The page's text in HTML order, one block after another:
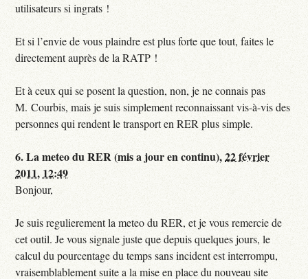
utilisateurs si ingrats !
Et si l’envie de vous plaindre est plus forte que tout, faites le
directement auprès de la RATP !
Et à ceux qui se posent la question, non, je ne connais pas
M. Courbis, mais je suis simplement reconnaissant vis-à-vis des
personnes qui rendent le transport en RER plus simple.
6.La meteo du RER (mis a jour en continu),22 février
2011, 12:49
Bonjour,
Je suis regulierement la meteo du RER, et je vous remercie de
cet outil. Je vous signale juste que depuis quelques jours, le
calcul du pourcentage du temps sans incident est interrompu,
vraisemblablement suite a la mise en place du nouveau site